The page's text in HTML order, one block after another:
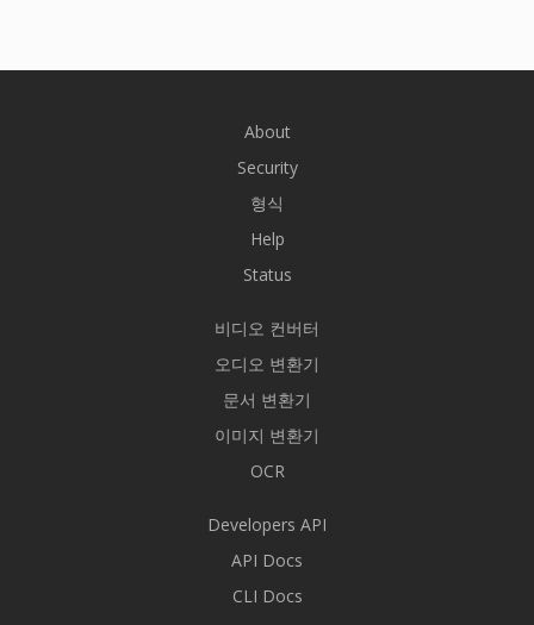
About
Security
형식
Help
Status
비디오 컨버터
오디오 변환기
문서 변환기
이미지 변환기
OCR
Developers API
API Docs
CLI Docs